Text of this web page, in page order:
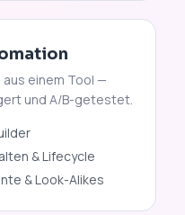
aus einem Tool —
und A/B-getestet.
& Lifecycle
& Look-Alikes